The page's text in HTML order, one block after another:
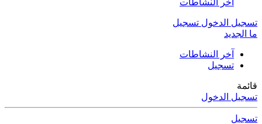
آخر النشاطات
تسجيل الدخول تسجيل
ما الجديد
آخر النشاطات
تسجيل
قائمة
تسجيل الدخول
تسجيل